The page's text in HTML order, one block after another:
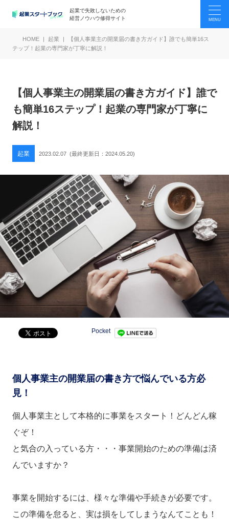
起業で失敗しないための
経営ノウハウ修得サイト
HOME 起業
【個人事業主の開業届の書き方ガイド】誰でも簡単16ス
テップ！起業の専門家が丁寧に解説！
【個人事業主の開業届の書き方ガイド】誰で
も簡単16ステップ！起業の専門家が丁寧に
解説！
起業 2023.02.07 (最終更新日： 2024.05.20)
Pocket
個人事業主の開業届の書き方で悩んでいる方必
見！
個人事業主として本格的に事業をスタート！どんどん稼
ぐぞ！
と気合の入っている方・・・事業開始のための準備は済
んでいますか？
事業を開始するには、様々な準備や手続きが必要です。
この準備を怠ると、実は損をしてしまうなんてことも！